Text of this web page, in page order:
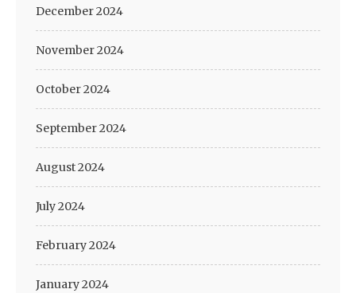
December 2024
November 2024
October 2024
September 2024
August 2024
July 2024
February 2024
January 2024